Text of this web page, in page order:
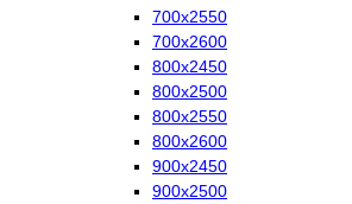
700х2550
700х2600
800х2450
800х2500
800х2550
800х2600
900х2450
900х2500